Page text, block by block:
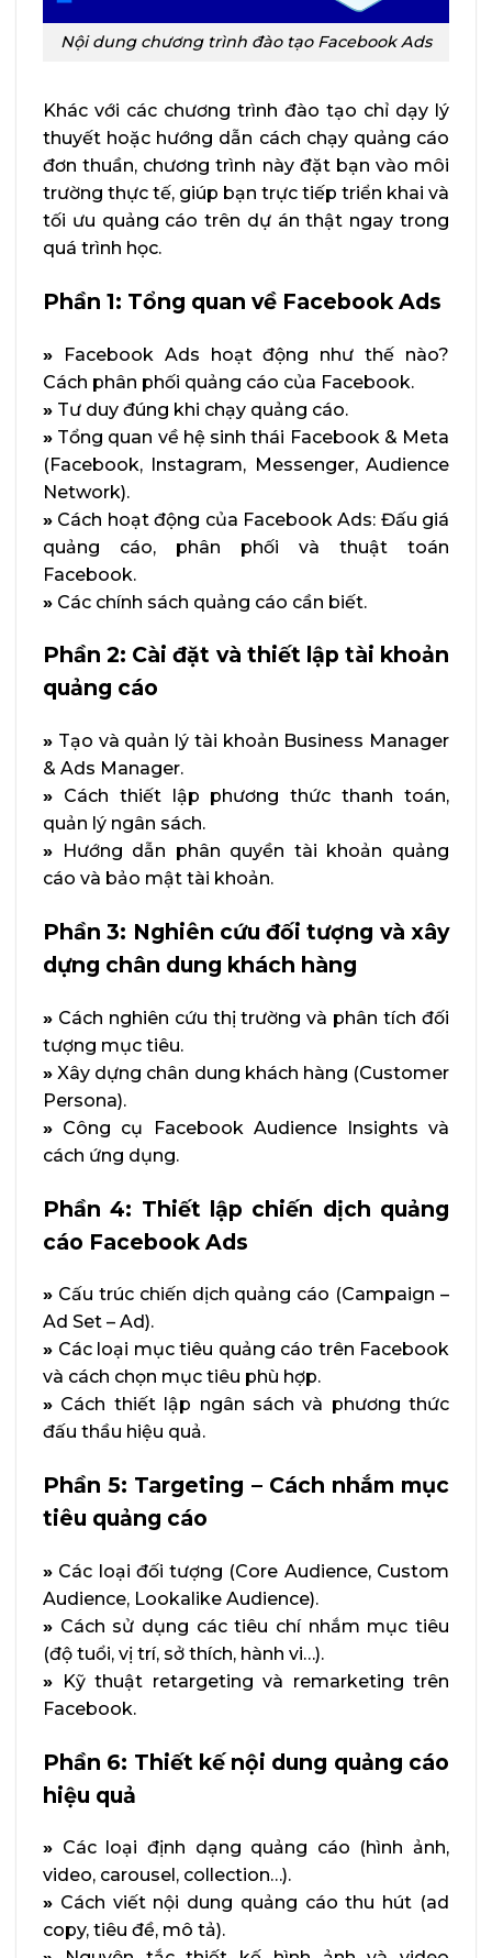
Nội dung chương trình đào tạo Facebook Ads
Khác với các chương trình đào tạo chỉ dạy lý
thuyết hoặc hướng dẫn cách chạy quảng cáo
đơn thuần, chương trình này đặt bạn vào môi
trường thực tế, giúp bạn trực tiếp triển khai và
tối ưu quảng cáo trên dự án thật ngay trong
quá trình học.
Phần 1: Tổng quan về Facebook Ads
» Facebook Ads hoạt động như thế nào?
Cách phân phối quảng cáo của Facebook.
» Tư duy đúng khi chạy quảng cáo.
» Tổng quan về hệ sinh thái Facebook & Meta
(Facebook, Instagram, Messenger, Audience
Network).
» Cách hoạt động của Facebook Ads: Đấu giá
quảng cáo, phân phối và thuật toán
Facebook.
» Các chính sách quảng cáo cần biết.
Phần 2: Cài đặt và thiết lập tài khoản
quảng cáo
» Tạo và quản lý tài khoản Business Manager
& Ads Manager.
» Cách thiết lập phương thức thanh toán,
quản lý ngân sách.
» Hướng dẫn phân quyền tài khoản quảng
cáo và bảo mật tài khoản.
Phần 3: Nghiên cứu đối tượng và xây
dựng chân dung khách hàng
» Cách nghiên cứu thị trường và phân tích đối
tượng mục tiêu.
» Xây dựng chân dung khách hàng (Customer
Persona).
» Công cụ Facebook Audience Insights và
cách ứng dụng.
Phần 4: Thiết lập chiến dịch quảng
cáo Facebook Ads
» Cấu trúc chiến dịch quảng cáo (Campaign –
Ad Set – Ad).
» Các loại mục tiêu quảng cáo trên Facebook
và cách chọn mục tiêu phù hợp.
» Cách thiết lập ngân sách và phương thức
đấu thầu hiệu quả.
Phần 5: Targeting – Cách nhắm mục
tiêu quảng cáo
» Các loại đối tượng (Core Audience, Custom
Audience, Lookalike Audience).
» Cách sử dụng các tiêu chí nhắm mục tiêu
(độ tuổi, vị trí, sở thích, hành vi…).
» Kỹ thuật retargeting và remarketing trên
Facebook.
Phần 6: Thiết kế nội dung quảng cáo
hiệu quả
» Các loại định dạng quảng cáo (hình ảnh,
video, carousel, collection…).
» Cách viết nội dung quảng cáo thu hút (ad
copy, tiêu đề, mô tả).